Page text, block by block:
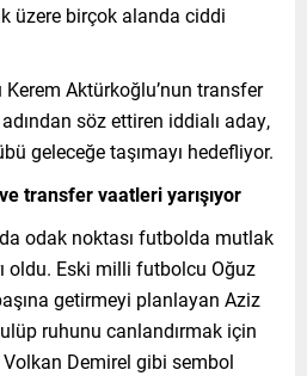
üzere birçok alanda ciddi
Aktürkoğlu’nun transfer
söz ettiren iddialı aday,
geleceğe taşımayı hedefliyor.
transfer vaatleri yarışıyor
odak noktası futbolda mutlak
oldu. Eski milli futbolcu Oğuz
getirmeyi planlayan Aziz
ruhunu canlandırmak için
Demirel gibi sembol